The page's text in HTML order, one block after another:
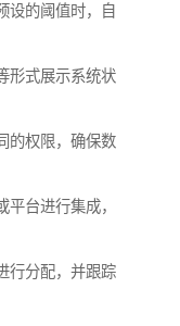
设的阈值时，自
形式展示系统状
的权限，确保数
台进行集成，
行分配，并跟踪